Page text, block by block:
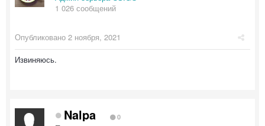
1 026 сообщений
Опубликовано 2 ноября, 2021
Извиняюсь.
Nalpa 0